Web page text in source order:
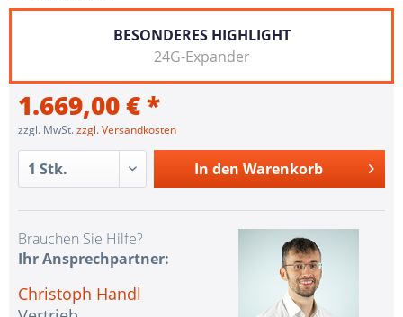
BESONDERES HIGHLIGHT
24G-Expander
1.669,00 € *
zzgl. MwSt.zzgl. Versandkosten
In den Warenkorb
Brauchen Sie Hilfe?
Ihr Ansprechpartner:
Christoph Handl